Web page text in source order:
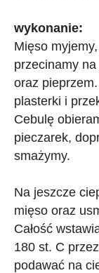
wykonanie:
Mięso
przecinamy
oraz
plasterki i
Cebulę
pieczarek,
smażymy.
Na jeszcze
mięso oraz
Całość
180 st. C
podawać na